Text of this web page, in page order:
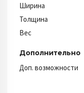
Ширина
Толщина
Вес
Дополнительно
Доп. возможности